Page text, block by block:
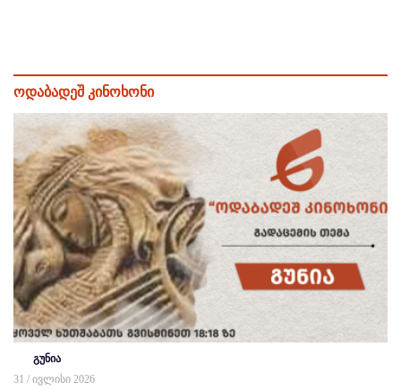
ოდაბადეშ კინოხონი
გუნია
31 / ივლისი 2026